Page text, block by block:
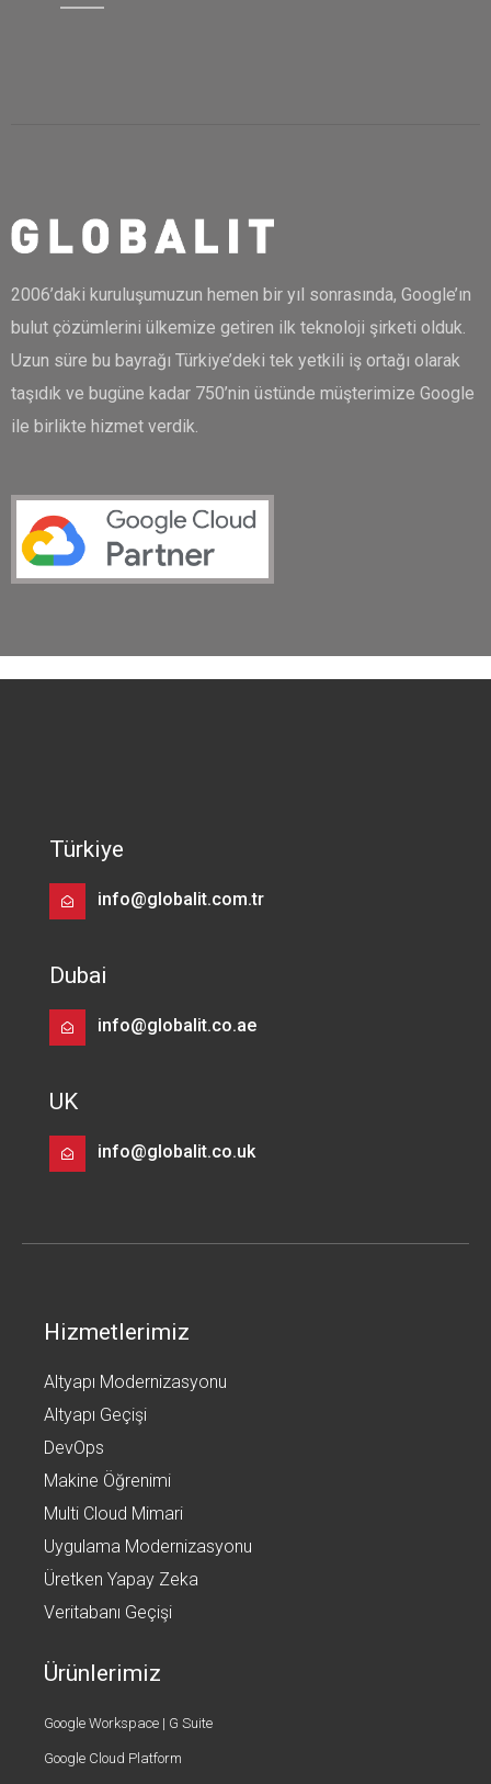
2006’daki kuruluşumuzun hemen bir yıl sonrasında, Google’ın
bulut çözümlerini ülkemize getiren ilk teknoloji şirketi olduk.
Uzun süre bu bayrağı Türkiye’deki tek yetkili iş ortağı olarak
taşıdık ve bugüne kadar 750’nin üstünde müşterimize Google
ile birlikte hizmet verdik.
Türkiye
info@globalit.com.tr
Dubai
info@globalit.co.ae
UK
info@globalit.co.uk
Hizmetlerimiz
Altyapı Modernizasyonu
Altyapı Geçişi
DevOps
Makine Öğrenimi
Multi Cloud Mimari
Uygulama Modernizasyonu
Üretken Yapay Zeka
Veritabanı Geçişi
Ürünlerimiz
Google Workspace | G Suite
Google Cloud Platform